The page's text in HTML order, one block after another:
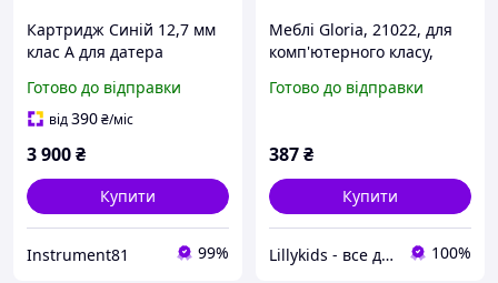
Картридж Синій 12,7 мм
клас А для датера
ручного сольвента
Готово до відправки
від390₴/міс
3 900₴
Купити
Instrument81 99%
Меблі Gloria, 21022, для
комп'ютерного класу,
трафарети, в коробці р.
Готово до відправки
387₴
Купити
Lillykids - все для дітей! 100%